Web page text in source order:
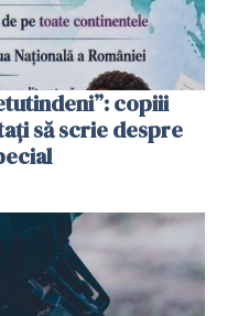
copiii
să scrie despre